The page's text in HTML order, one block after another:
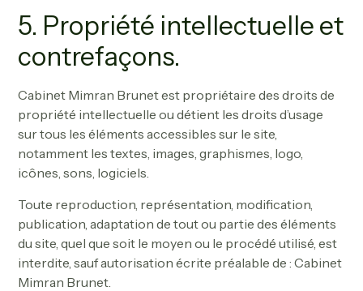
5. Propriété intellectuelle et
contrefaçons.
Cabinet Mimran Brunet est propriétaire des droits de
propriété intellectuelle ou détient les droits d’usage
sur tous les éléments accessibles sur le site,
notamment les textes, images, graphismes, logo,
icônes, sons, logiciels.
Toute reproduction, représentation, modification,
publication, adaptation de tout ou partie des éléments
du site, quel que soit le moyen ou le procédé utilisé, est
interdite, sauf autorisation écrite préalable de : Cabinet
Mimran Brunet.